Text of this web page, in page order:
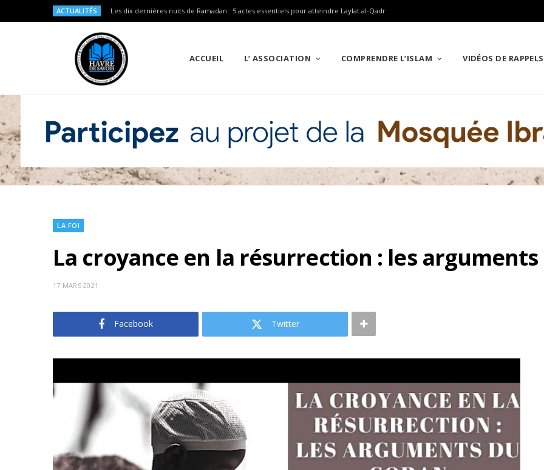
ACTUALITÉS Les dix dernières nuits de Ramadan : 5 actes essentiels pour atteindre Laylat al-Qadr
ACCUEIL L’ ASSOCIATION COMPRENDRE L’ISLAM VIDÉOS DE RAPPELS
LA FOI
La croyance en la résurrection : les arguments
17 MARS 2021
Facebook Twitter